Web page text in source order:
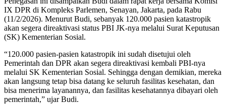
IX DPR di Kompleks Parlemen, Senayan, Jakarta, pada Rabu
(11/2/2026). Menurut Budi, sebanyak 120.000 pasien katastropik
akan segera direaktivasi status PBI JK-nya melalui Surat Keputusan
(SK) Kementerian Sosial.
“120.000 pasien-pasien katastropik ini sudah disetujui oleh
Pemerintah dan DPR akan segera direaktivasi kembali PBI-nya
melalui SK Kementerian Sosial. Sehingga dengan demikian, mereka
akan langsung tetap bisa datang ke seluruh fasilitas kesehatan, dan
bisa menerima layanannya, dan fasilitas kesehatannya dibayari oleh
pemerintah,” ujar Budi.